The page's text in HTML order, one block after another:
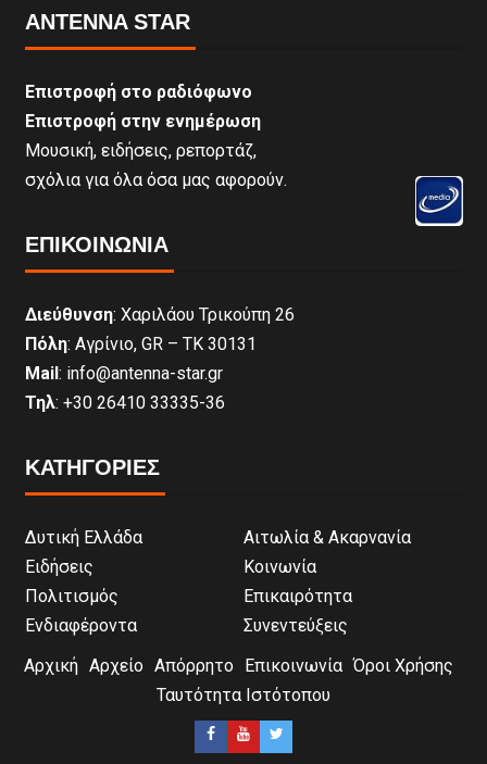
ANTENNA STAR
Επιστροφή στο ραδιόφωνο
Επιστροφή στην ενημέρωση
Μουσική, ειδήσεις, ρεπορτάζ,
σχόλια για όλα όσα μας αφορούν.
ΕΠΙΚΟΙΝΩΝΊΑ
Διεύθυνση: Χαριλάου Τρικούπη 26
Πόλη: Αγρίνιο, GR – ΤΚ 30131
Mail: info@antenna-star.gr
Τηλ: +30 26410 33335-36
ΚΑΤΗΓΟΡΙΕΣ
Δυτική Ελλάδα
Αιτωλία & Ακαρνανία
Ειδήσεις
Κοινωνία
Πολιτισμός
Επικαιρότητα
Ενδιαφέροντα
Συνεντεύξεις
Αρχική Αρχείο Απόρρητο Επικοινωνία Όροι Χρήσης
Ταυτότητα Ιστότοπου